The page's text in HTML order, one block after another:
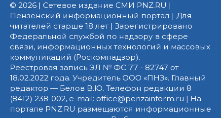
© 2026 | Сетевое издание СМИ PNZ.RU |
Пензенский информационный портал | Для
читателей старше 18 лет | Зарегистрировано
Федеральной службой по надзору в сфере
связи, информационных технологий и массовых
коммуникаций (Роскомнадзор).
Реестровая запись ЭЛ № ФС 77 - 82747 от
18.02.2022 года. Учредитель ООО «ПНЗ». Главный
редактор — Белов В.Ю. Телефон редакции 8
(8412) 238-002, e-mail: office@penzainform.ru | На
портале PNZ.RU размещаются информационные